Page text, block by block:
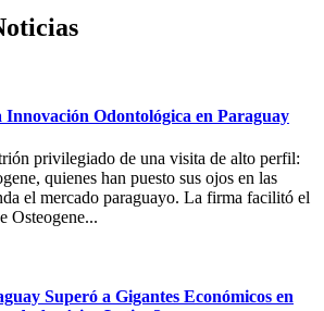
Innovación Odontológica en Paraguay
privilegiado de una visita de alto perfil:
quienes han puesto sus ojos en las
el mercado paraguayo. La firma facilitó el
Osteogene...
Superó a Gigantes Económicos en